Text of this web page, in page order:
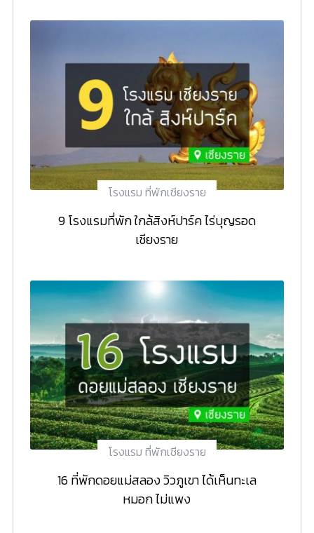
โรงแรม ที่พักเชียงราย
9 โรงแรมที่พัก ใกล้สิงห์ปาร์ค ไร่บุญรอด
เชียงราย
โรงแรม ที่พักเชียงราย
16 ที่พักดอยแม่สลอง วิวภูเขา ได้เห็นทะเล
หมอก ไม่แพง